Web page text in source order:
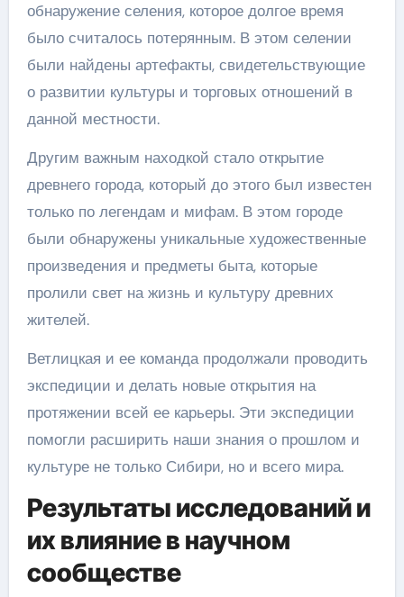
обнаружение селения, которое долгое время
было считалось потерянным. В этом селении
были найдены артефакты, свидетельствующие
о развитии культуры и торговых отношений в
данной местности.
Другим важным находкой стало открытие
древнего города, который до этого был известен
только по легендам и мифам. В этом городе
были обнаружены уникальные художественные
произведения и предметы быта, которые
пролили свет на жизнь и культуру древних
жителей.
Ветлицкая и ее команда продолжали проводить
экспедиции и делать новые открытия на
протяжении всей ее карьеры. Эти экспедиции
помогли расширить наши знания о прошлом и
культуре не только Сибири, но и всего мира.
Результаты исследований и
их влияние в научном
сообществе